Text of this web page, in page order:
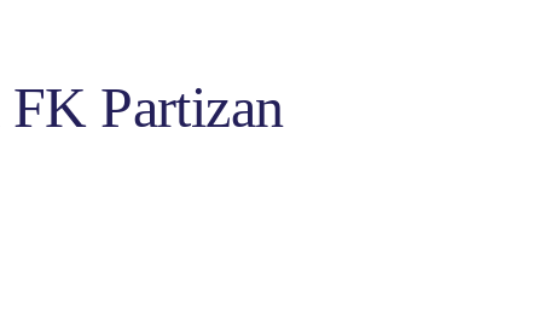
FK Partizan